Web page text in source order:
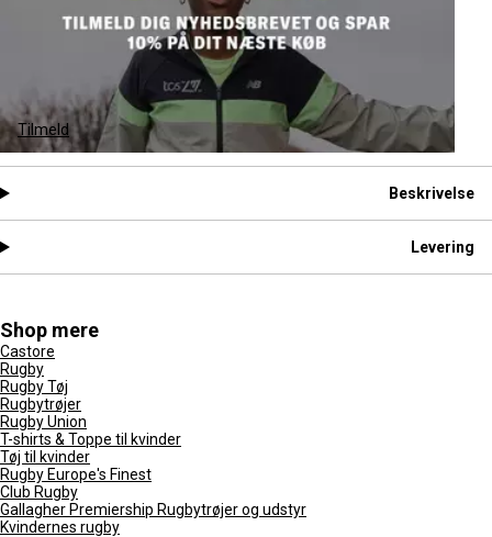
Tilmeld
Beskrivelse
Levering
Shop mere
Castore
Rugby
Rugby Tøj
Rugbytrøjer
Rugby Union
T-shirts & Toppe til kvinder
Tøj til kvinder
Rugby Europe's Finest
Club Rugby
Gallagher Premiership Rugbytrøjer og udstyr
Kvindernes rugby